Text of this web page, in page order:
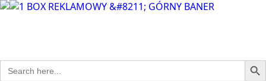
Search
for:
Search